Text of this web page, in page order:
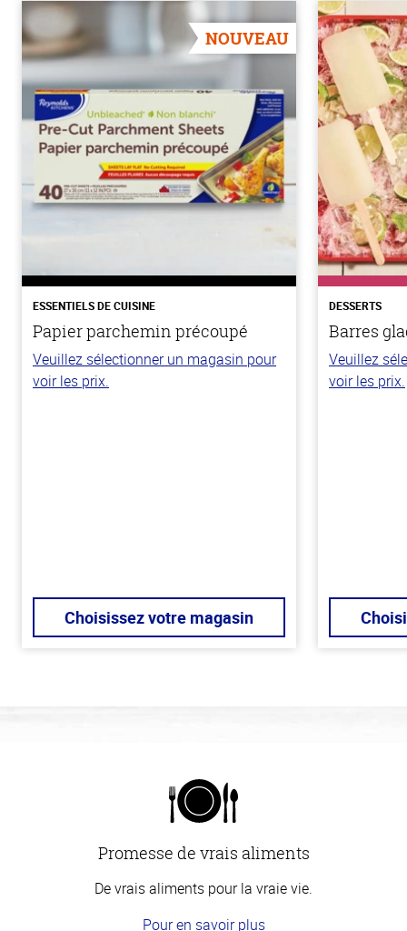
NOUVEAU
ESSENTIELS DE CUISINE
Papier parchemin précoupé
Veuillez sélectionner un magasin pour
voir les prix.
Choisissez votre magasin
DESSERTS
Barres
Veuillez
voir les prix.
Promesse de vrais aliments
De vrais aliments pour la vraie vie.
Pour en savoir plus